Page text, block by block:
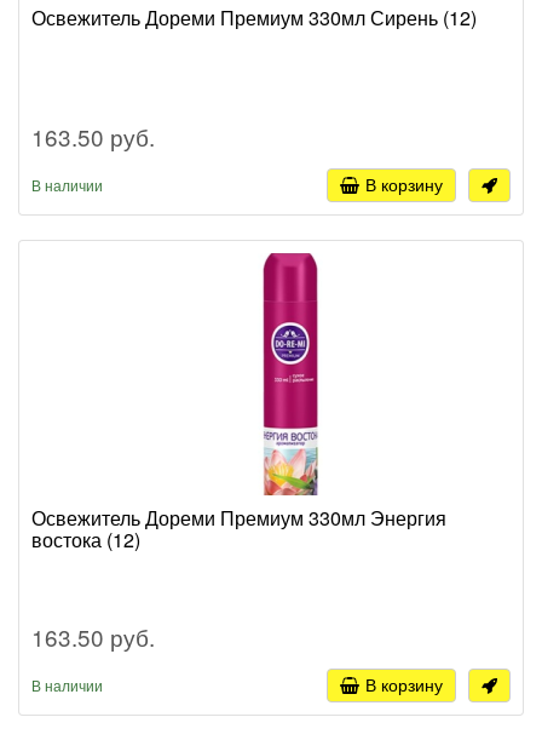
Освежитель Дореми Премиум 330мл Сирень (12)
163.50 руб.
В наличии В корзину
Освежитель Дореми Премиум 330мл Энергия
востока (12)
163.50 руб.
В наличии В корзину